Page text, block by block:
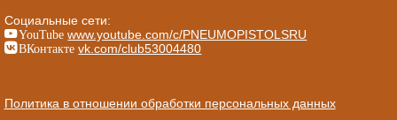
Социальные сети:
YouTube www.youtube.com/c/PNEUMOPISTOLSRU
ВКонтакте vk.com/club53004480
Политика в отношении обработки персональных данных